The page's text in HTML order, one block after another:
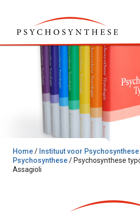
Home/ Instituut voor Psychosynthese
Psychosynthese/ Psychosynthese
Assagioli